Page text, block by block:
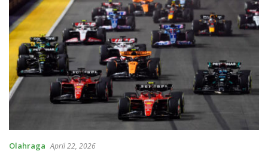
Olahraga April 22, 2026